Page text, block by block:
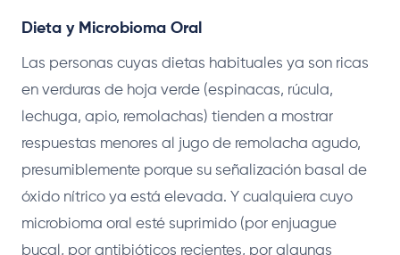
Dieta y Microbioma Oral
Las personas cuyas dietas habituales ya son ricas
en verduras de hoja verde (espinacas, rúcula,
lechuga, apio, remolachas) tienden a mostrar
respuestas menores al jugo de remolacha agudo,
presumiblemente porque su señalización basal de
óxido nítrico ya está elevada. Y cualquiera cuyo
microbioma oral esté suprimido (por enjuague
bucal, por antibióticos recientes, por algunas